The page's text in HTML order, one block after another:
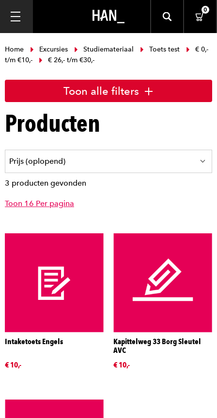
0
Home Excursies Studiemateriaal Toets test
€ 0,-
t/m €10,-
€ 26,- t/m €30,-
Toon alle filters
Producten
3 producten gevonden
Toon 16 Per pagina
Intaketoets Engels
€ 10,-
Kapittelweg 33 Borg Sleutel
AVC
€ 10,-